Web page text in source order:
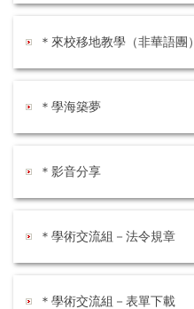
＊來校移地教學（非華語團）
＊學海築夢
＊影音分享
＊學術交流組－法令規章
＊學術交流組－表單下載